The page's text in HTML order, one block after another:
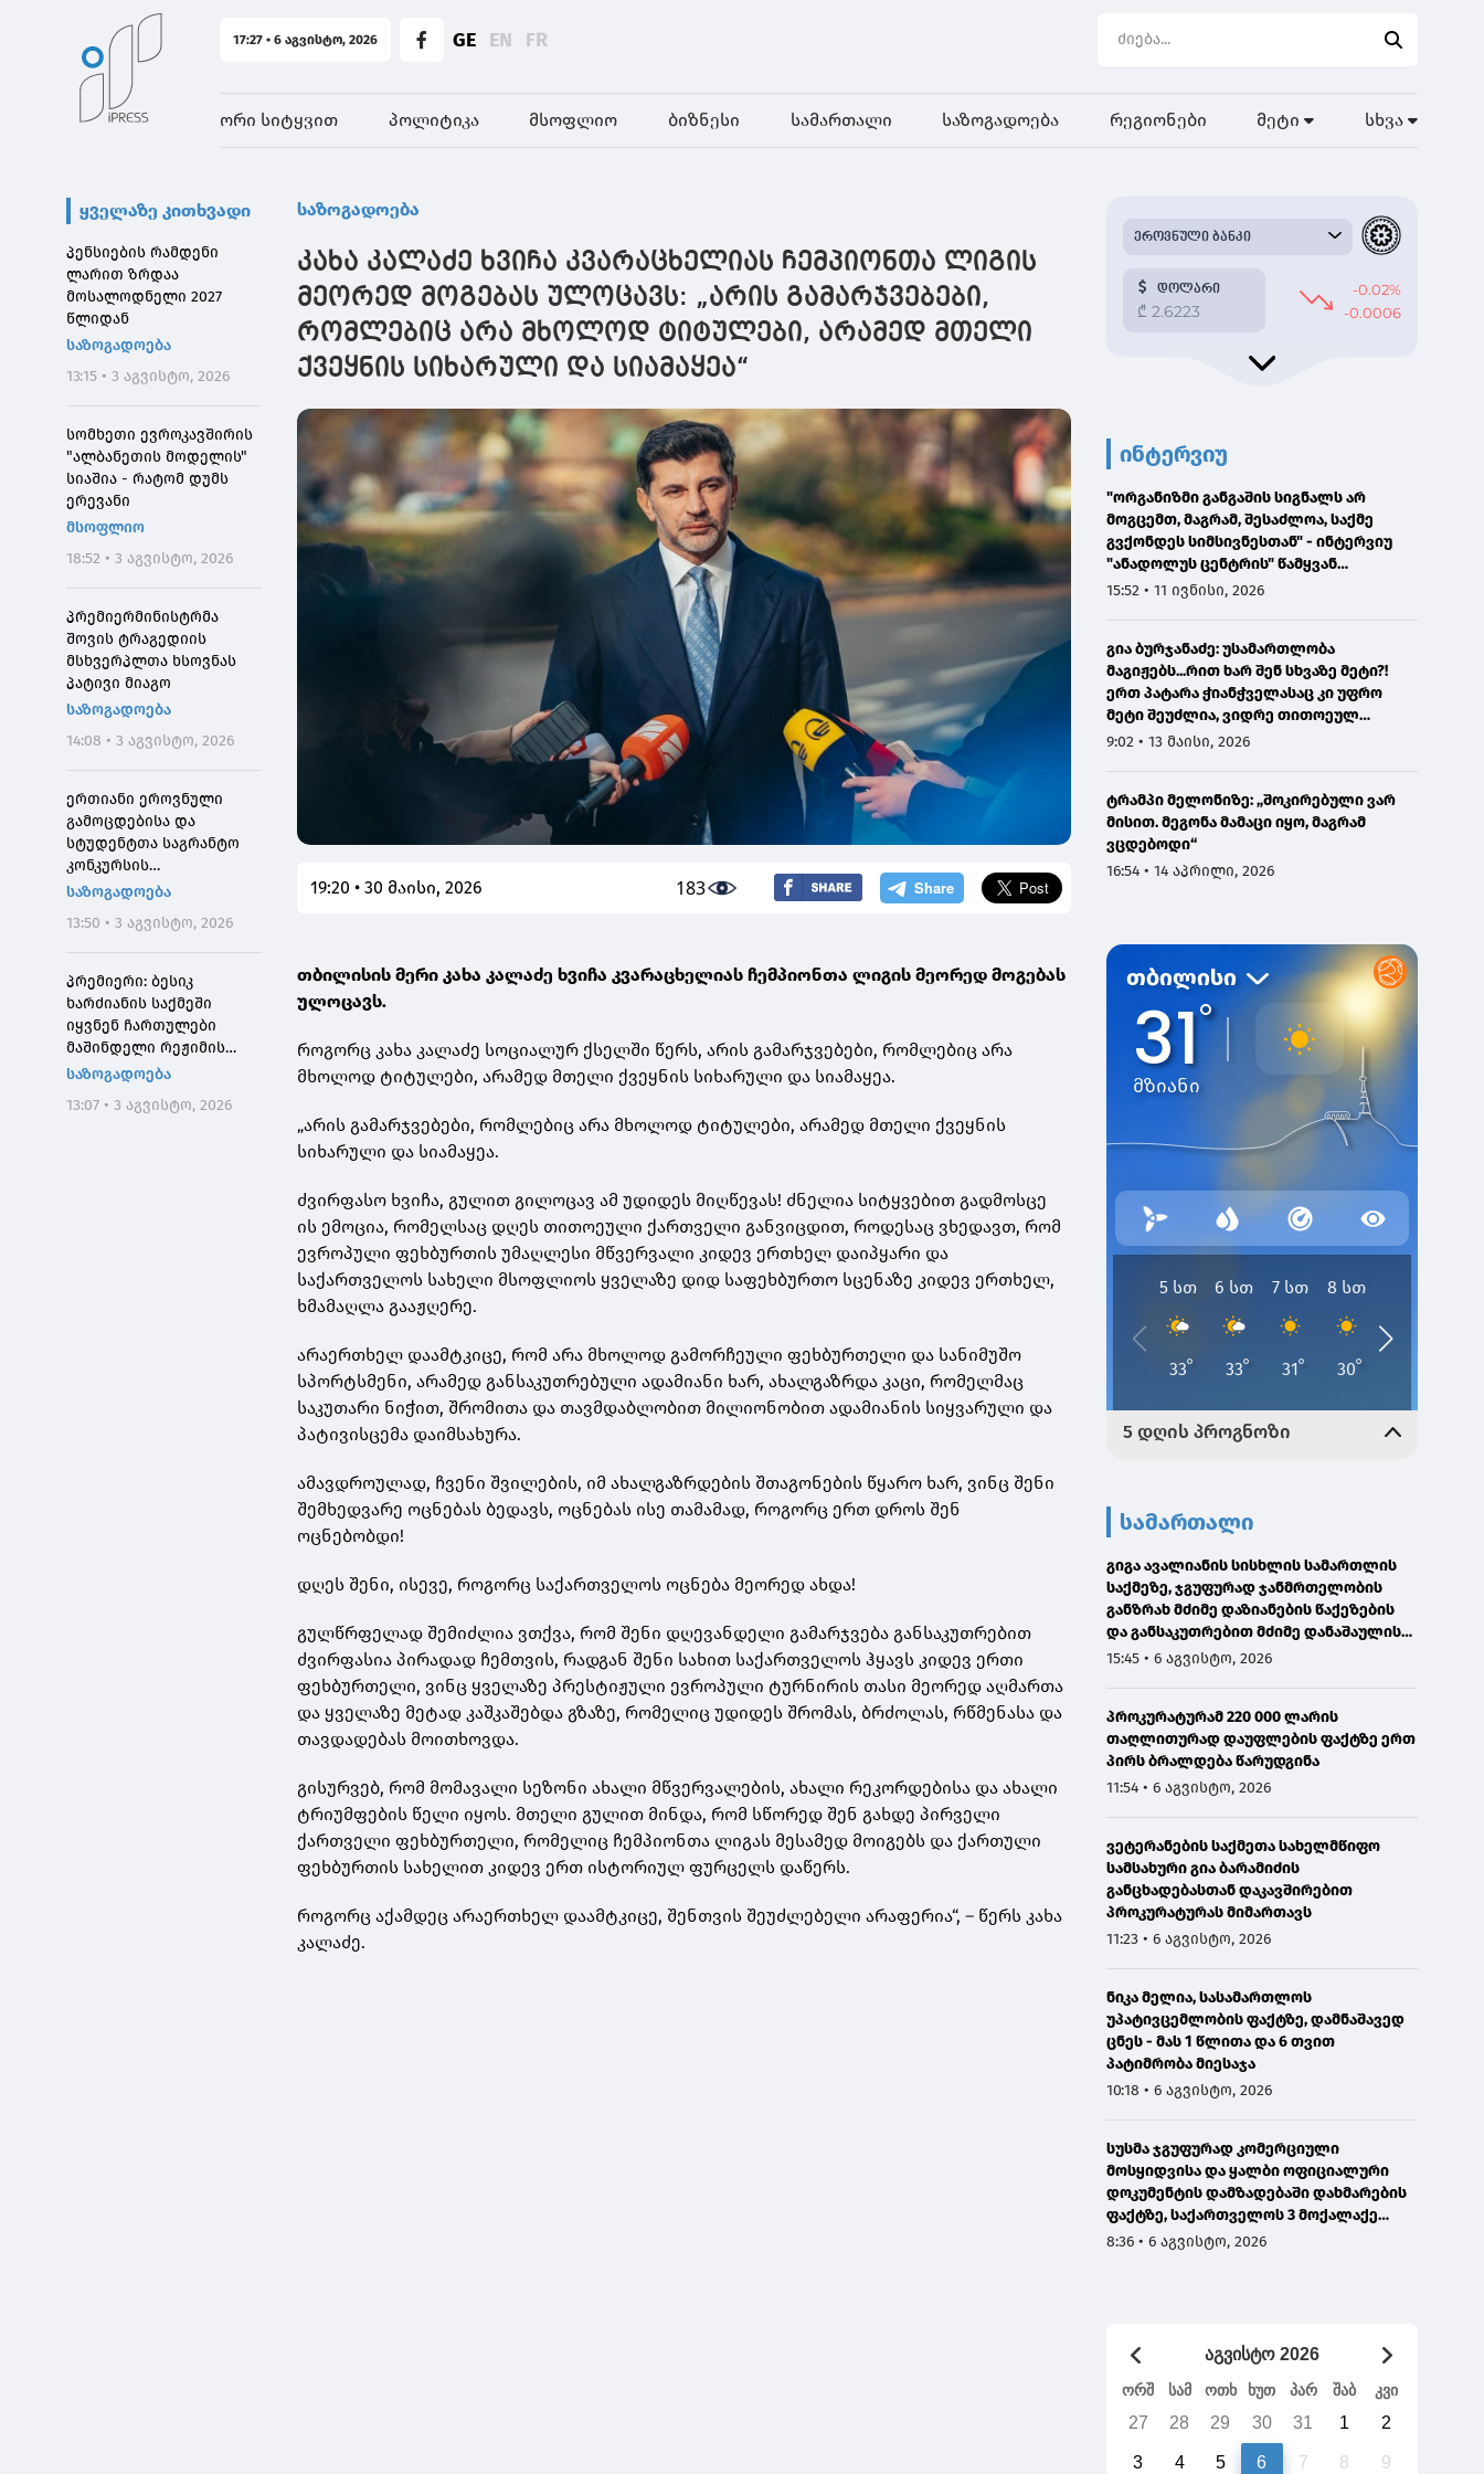
17:27 • 6 აგვისტო, 2026 GE EN FR
ორი სიტყვით პოლიტიკა მსოფლიო ბიზნესი სამართალი საზოგადოება რეგიონები მეტი სხვა
ყველაზე კითხვადი
პენსიების რამდენი
ლარით ზრდაა
მოსალოდნელი 2027
წლიდან
საზოგადოება
13:15 • 3 აგვისტო, 2026
სომხეთი ევროკავშირის
"ალბანეთის მოდელის"
სიაშია - რატომ დუმს
ერევანი
მსოფლიო
18:52 • 3 აგვისტო, 2026
პრემიერმინისტრმა
შოვის ტრაგედიის
მსხვერპლთა ხსოვნას
პატივი მიაგო
საზოგადოება
14:08 • 3 აგვისტო, 2026
ერთიანი ეროვნული
გამოცდებისა და
სტუდენტთა საგრანტო
კონკურსის
მონაწილეებისთვის
განაცხადების მიღება 4
აგვისტოს 10:00
საათიდან დაიწყება
საზოგადოება
13:50 • 3 აგვისტო, 2026
პრემიერი: ბესიკ
ხარძიანის საქმეში
იყვნენ ჩართულები
მაშინდელი რეჟიმის
მაღალჩინოსნები, ეს
შეგვახსენებს იმას, თუ
საზოგადოება
13:07 • 3 აგვისტო, 2026
საზოგადოება
კახა კალაძე ხვიჩა კვარაცხელიას ჩემპიონთა ლიგის
მეორედ მოგებას ულოცავს: „არის გამარჯვებები,
რომლებიც არა მხოლოდ ტიტულები, არამედ მთელი
ქვეყნის სიხარული და სიამაყეა“
19:20 • 30 მაისი, 2026 183
თბილისის მერი კახა კალაძე ხვიჩა კვარაცხელიას ჩემპიონთა ლიგის მეორედ მოგებას
ულოცავს.
როგორც კახა კალაძე სოციალურ ქსელში წერს, არის გამარჯვებები, რომლებიც არა
მხოლოდ ტიტულები, არამედ მთელი ქვეყნის სიხარული და სიამაყეა.
„არის გამარჯვებები, რომლებიც არა მხოლოდ ტიტულები, არამედ მთელი ქვეყნის
სიხარული და სიამაყეა.
ძვირფასო ხვიჩა, გულით გილოცავ ამ უდიდეს მიღწევას! ძნელია სიტყვებით გადმოსცე
ის ემოცია, რომელსაც დღეს თითოეული ქართველი განვიცდით, როდესაც ვხედავთ, რომ
ევროპული ფეხბურთის უმაღლესი მწვერვალი კიდევ ერთხელ დაიპყარი და
საქართველოს სახელი მსოფლიოს ყველაზე დიდ საფეხბურთო სცენაზე კიდევ ერთხელ,
ხმამაღლა გააჟღერე.
არაერთხელ დაამტკიცე, რომ არა მხოლოდ გამორჩეული ფეხბურთელი და სანიმუშო
სპორტსმენი, არამედ განსაკუთრებული ადამიანი ხარ, ახალგაზრდა კაცი, რომელმაც
საკუთარი ნიჭით, შრომითა და თავმდაბლობით მილიონობით ადამიანის სიყვარული და
პატივისცემა დაიმსახურა.
ამავდროულად, ჩვენი შვილების, იმ ახალგაზრდების შთაგონების წყარო ხარ, ვინც შენი
შემხედვარე ოცნებას ბედავს, ოცნებას ისე თამამად, როგორც ერთ დროს შენ
ოცნებობდი!
დღეს შენი, ისევე, როგორც საქართველოს ოცნება მეორედ ახდა!
გულწრფელად შემიძლია ვთქვა, რომ შენი დღევანდელი გამარჯვება განსაკუთრებით
ძვირფასია პირადად ჩემთვის, რადგან შენი სახით საქართველოს ჰყავს კიდევ ერთი
ფეხბურთელი, ვინც ყველაზე პრესტიჟული ევროპული ტურნირის თასი მეორედ აღმართა
და ყველაზე მეტად კაშკაშებდა გზაზე, რომელიც უდიდეს შრომას, ბრძოლას, რწმენასა და
თავდადებას მოითხოვდა.
გისურვებ, რომ მომავალი სეზონი ახალი მწვერვალების, ახალი რეკორდებისა და ახალი
ტრიუმფების წელი იყოს. მთელი გულით მინდა, რომ სწორედ შენ გახდე პირველი
ქართველი ფეხბურთელი, რომელიც ჩემპიონთა ლიგას მესამედ მოიგებს და ქართული
ფეხბურთის სახელით კიდევ ერთ ისტორიულ ფურცელს დაწერს.
როგორც აქამდეც არაერთხელ დაამტკიცე, შენთვის შეუძლებელი არაფერია“, – წერს კახა
კალაძე.
ინტერვიუ
"ორგანიზმი განგაშის სიგნალს არ
მოგცემთ, მაგრამ, შესაძლოა, საქმე
გვქონდეს სიმსივნესთან" - ინტერვიუ
"ანადოლუს ცენტრის" წამყვან
ონკოლოგთან
15:52 • 11 ივნისი, 2026
გია ბურჯანაძე: უსამართლობა
მაგიჟებს...რით ხარ შენ სხვაზე მეტი?!
ერთ პატარა ჭიანჭველასაც კი უფრო
მეტი შეუძლია, ვიდრე თითოეულ
ჩვენგანს...
9:02 • 13 მაისი, 2026
ტრამპი მელონიზე: „შოკირებული ვარ
მისით. მეგონა მამაცი იყო, მაგრამ
ვცდებოდი“
16:54 • 14 აპრილი, 2026
სამართალი
გიგა ავალიანის სისხლის სამართლის
საქმეზე, ჯგუფურად ჯანმრთელობის
განზრახ მძიმე დაზიანების წაქეზების
და განსაკუთრებით მძიმე დანაშაულის
შეუტყობინებლობის ფაქტებზე ორ პირს
15:45 • 6 აგვისტო, 2026
პროკურატურამ 220 000 ლარის
თაღლითურად დაუფლების ფაქტზე ერთ
პირს ბრალდება წარუდგინა
11:54 • 6 აგვისტო, 2026
ვეტერანების საქმეთა სახელმწიფო
სამსახური გია ბარამიძის
განცხადებასთან დაკავშირებით
პროკურატურას მიმართავს
11:23 • 6 აგვისტო, 2026
ნიკა მელია, სასამართლოს
უპატივცემლობის ფაქტზე, დამნაშავედ
ცნეს - მას 1 წლითა და 6 თვით
პატიმრობა მიესაჯა
10:18 • 6 აგვისტო, 2026
სუსმა ჯგუფურად კომერციული
მოსყიდვისა და ყალბი ოფიციალური
დოკუმენტის დამზადებაში დახმარების
ფაქტზე, საქართველოს 3 მოქალაქე
დააკავა
8:36 • 6 აგვისტო, 2026
აგვისტო 2026
ორშ სამ ოთხ ხუთ პარ შაბ კვი
27 28 29 30 31 1 2
3 4 5 6 7 8 9